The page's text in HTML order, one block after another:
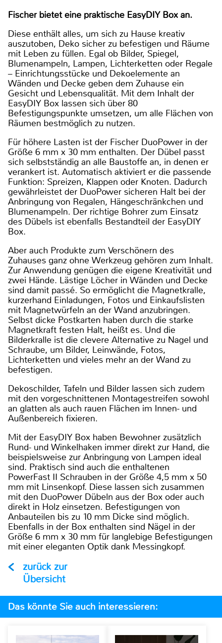
Fischer bietet eine praktische EasyDIY Box an.
Diese enthält alles, um sich zu Hause kreativ
auszutoben, Deko sicher zu befestigen und Räume
mit Leben zu füllen. Egal ob Bilder, Spiegel,
Blumenampeln, Lampen, Lichterketten oder Regale
– Einrichtungsstücke und Dekoelemente an
Wänden und Decke geben dem Zuhause ein
Gesicht und Lebensqualität. Mit dem Inhalt der
EasyDIY Box lassen sich über 80
Befestigungspunkte umsetzen, um alle Flächen von
Räumen bestmöglich zu nutzen.
Für höhere Lasten ist der Fischer DuoPower in der
Größe 6 mm x 30 mm enthalten. Der Dübel passt
sich selbstständig an alle Baustoffe an, in denen er
verankert ist. Automatisch aktiviert er die passende
Funktion: Spreizen, Klappen oder Knoten. Dadurch
gewährleistet der DuoPower sicheren Halt bei der
Anbringung von Regalen, Hängeschränkchen und
Blumenampeln. Der richtige Bohrer zum Einsatz
des Dübels ist ebenfalls Bestandteil der EasyDIY
Box.
Aber auch Produkte zum Verschönern des
Zuhauses ganz ohne Werkzeug gehören zum Inhalt.
Zur Anwendung genügen die eigene Kreativität und
zwei Hände. Lästige Löcher in Wänden und Decke
sind damit passé. So ermöglicht die Magnetkralle,
kurzerhand Einladungen, Fotos und Einkaufslisten
mit Magnetwürfeln an der Wand anzubringen.
Selbst dicke Postkarten haben durch die starke
Magnetkraft festen Halt, heißt es. Und die
Bilderkralle ist die clevere Alternative zu Nagel und
Schraube, um Bilder, Leinwände, Fotos,
Lichterketten und vieles mehr an der Wand zu
befestigen.
Dekoschilder, Tafeln und Bilder lassen sich zudem
mit den vorgeschnittenen Montagestreifen sowohl
an glatten als auch rauen Flächen im Innen- und
Außenbereich fixieren.
Mit der EasyDIY Box haben Bewohner zusätzlich
Rund- und Winkelhaken immer direkt zur Hand, die
beispielsweise zur Anbringung von Lampen ideal
sind. Praktisch sind auch die enthaltenen
PowerFast II Schrauben in der Größe 4,5 mm x 50
mm mit Linsenkopf. Diese lassen sich zusammen
mit den DuoPower Dübeln aus der Box oder auch
direkt in Holz einsetzen. Befestigungen von
Anbauteilen bis zu 10 mm Dicke sind möglich.
Ebenfalls in der Box enthalten sind Nägel in der
Größe 6 mm x 30 mm für langlebige Befestigungen
mit einer eleganten Optik dank Messingkopf.
zurück zur
Übersicht
Das könnte Sie auch interessieren: